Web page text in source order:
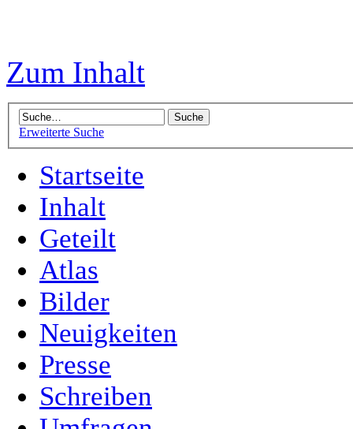
Zum Inhalt
Erweiterte Suche
Startseite
Inhalt
Geteilt
Atlas
Bilder
Neuigkeiten
Presse
Schreiben